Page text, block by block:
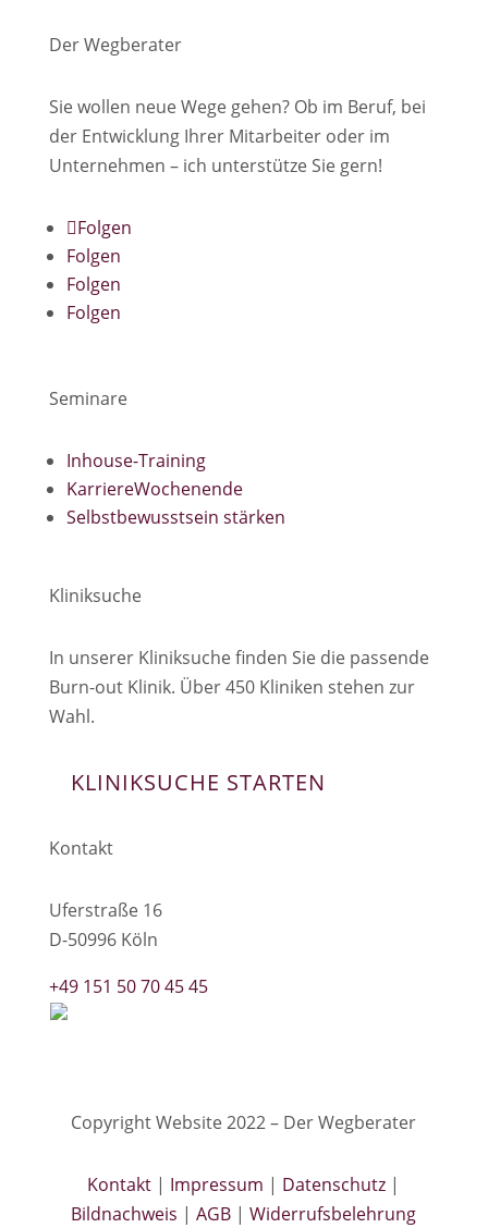
Der Wegberater
Sie wollen neue Wege gehen? Ob im Beruf, bei
der Entwicklung Ihrer Mitarbeiter oder im
Unternehmen – ich unterstütze Sie gern!
Folgen
Folgen
Folgen
Folgen
Seminare
Inhouse-Training
KarriereWochenende
Selbstbewusstsein stärken
Kliniksuche
In unserer Kliniksuche finden Sie die passende
Burn-out Klinik. Über 450 Kliniken stehen zur
Wahl.
KLINIKSUCHE STARTEN
Kontakt
Uferstraße 16
D-50996 Köln
+49 151 50 70 45 45
Copyright Website 2022 – Der Wegberater
Kontakt | Impressum | Datenschutz |
Bildnachweis |AGB |Widerrufsbelehrung